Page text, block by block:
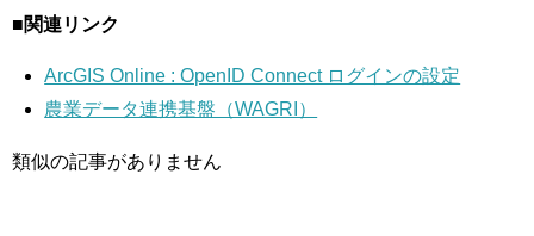
■関連リンク
ArcGIS Online : OpenID Connect ログインの設定
農業データ連携基盤（WAGRI）
類似の記事がありません